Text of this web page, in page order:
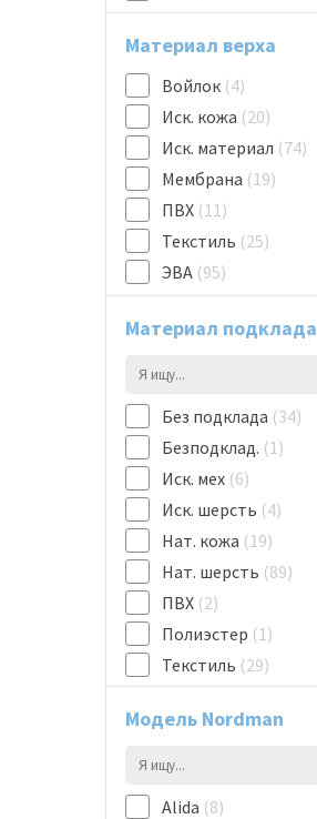
46(3)
46/47(3)
47(1)
47/48(2)
Материал верха
Войлок (4)
Иск. кожа (20)
Иск. материал (74)
Мембрана (19)
ПВХ (11)
Текстиль (25)
ЭВА (95)
Материал подклада
Без подклада (34)
Безподклад. (1)
Иск. мех (6)
Иск. шерсть (4)
Нат. кожа (19)
Нат. шерсть (89)
ПВХ (2)
Полиэстер (1)
Текстиль (29)
Чулок Флис(1)
Модель Nordman
Alida (8)